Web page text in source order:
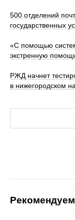
500 отделений
государственных
«С помощью
экстренную
РЖД начнет
в нижегородском
Рекомендуем